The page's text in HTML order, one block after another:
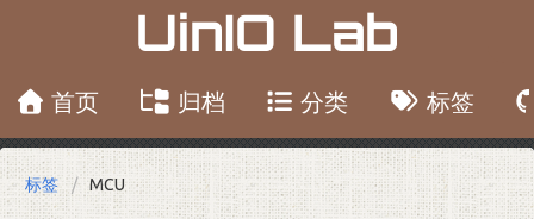
UinIO Lab
首页 归档 分类 标签
标签 MCU